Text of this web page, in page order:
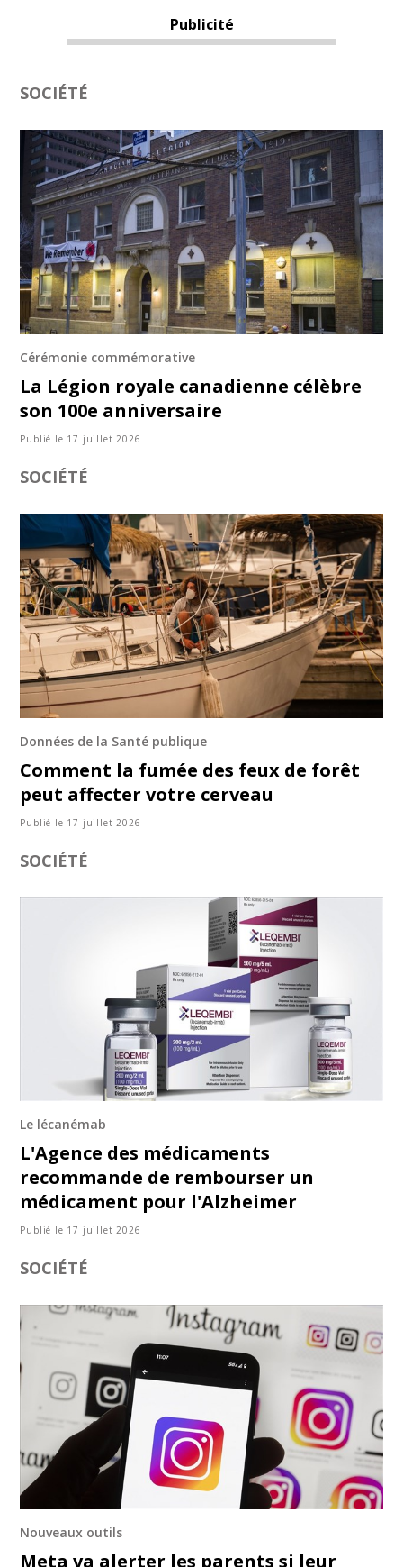
Publicité
SOCIÉTÉ
Cérémonie commémorative
La Légion royale canadienne célèbre
son 100e anniversaire
Publié le 17 juillet 2026
SOCIÉTÉ
Données de la Santé publique
Comment la fumée des feux de forêt
peut affecter votre cerveau
Publié le 17 juillet 2026
SOCIÉTÉ
Le lécanémab
L'Agence des médicaments
recommande de rembourser un
médicament pour l'Alzheimer
Publié le 17 juillet 2026
SOCIÉTÉ
Nouveaux outils
Meta va alerter les parents si leur